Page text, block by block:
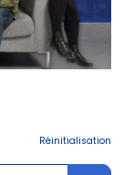
Réinitialisation